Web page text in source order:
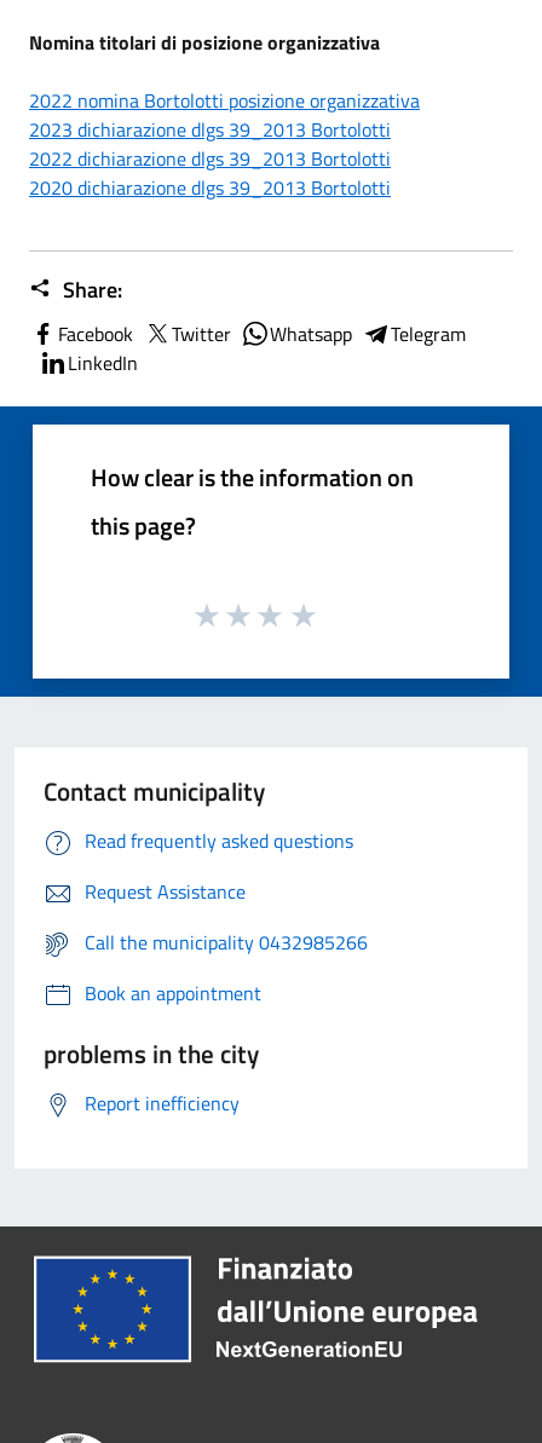
Nomina titolari di posizione organizzativa
2022 nomina Bortolotti posizione organizzativa
2023 dichiarazione dlgs 39_2013 Bortolotti
2022 dichiarazione dlgs 39_2013 Bortolotti
2020 dichiarazione dlgs 39_2013 Bortolotti
Share:
Facebook Twitter Whatsapp
Telegram
LinkedIn
How clear is the information on
this page?
Contact municipality
Read frequently asked questions
Request Assistance
Call the municipality 0432985266
Book an appointment
problems in the city
Report inefficiency